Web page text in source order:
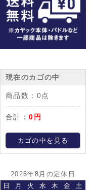
現在のカゴの中
商品数： 0点
合計：0円
カゴの中を見る
2026年8月の定休日
日
月 火 水 木 金
土